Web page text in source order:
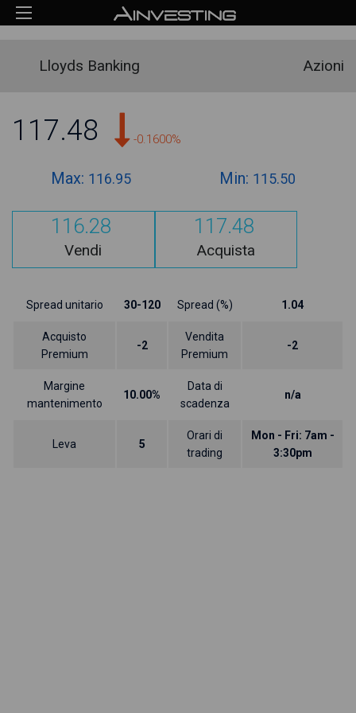
Lloyds Banking Azioni
117.48 -0.1600%
Max: 116.95 Min: 115.50
116.28
Vendi
117.48
Acquista
Spread unitario 30-120 Spread (%) 1.04
Acquisto
Premium
-2
Vendita
Premium
-2
Margine
mantenimento
10.00%
Data di
scadenza
n/a
Leva 5
Orari di
trading
Mon - Fri: 7am -
3:30pm